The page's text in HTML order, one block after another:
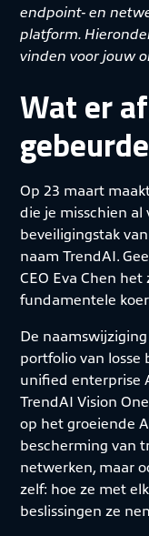
endpoint- en
platform.
vinden voor jouw
Wat er
gebeurde
Op 23 maart
die je misschien al
beveiligingstak
naam TrendAI.
CEO Eva Chen
fundamentele
De
portfolio van losse
unified enterprise
TrendAI Vision
op het groeiende
bescherming van
netwerken, maar
zelf: hoe ze met
beslissingen ze